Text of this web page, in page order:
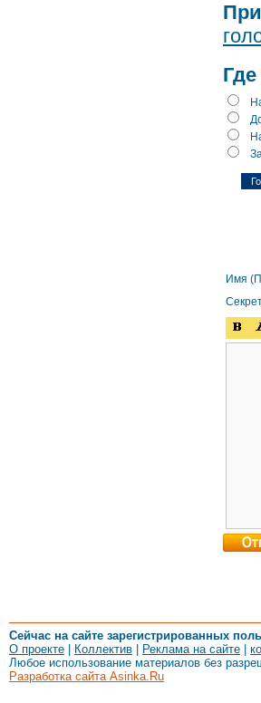
Имя
Сейчас на сайте зарегистрированных
О проекте
Коллектив Реклама на сайте
Любое использование материалов без
Разработка сайта Asinka.Ru